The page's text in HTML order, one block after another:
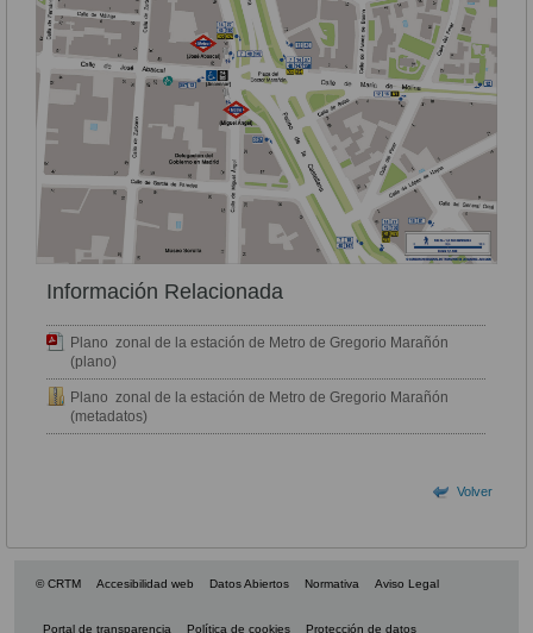
Información Relacionada
Plano zonal de la estación de Metro de Gregorio Marañón
(plano)
Plano zonal de la estación de Metro de Gregorio Marañón
(metadatos)
Volver
© CRTM Accesibilidad web Datos Abiertos Normativa Aviso Legal
Portal de transparencia Política de cookies Protección de datos